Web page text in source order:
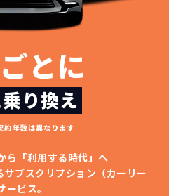
とに
り換え
年数は異なります
ら「利用する時代」へ
サブスクリプション（カーリー
ービス。